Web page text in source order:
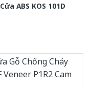
Cửa ABS KOS 101D